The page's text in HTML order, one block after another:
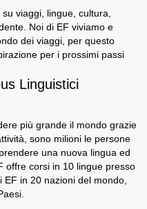
viaggi, lingue, cultura,
Noi di EF viviamo e
dei viaggi, per questo
per i prossimi passi
Linguistici
più grande il mondo grazie
sono milioni le persone
una nuova lingua ed
offre corsi in 10 lingue presso
in 20 nazioni del mondo,